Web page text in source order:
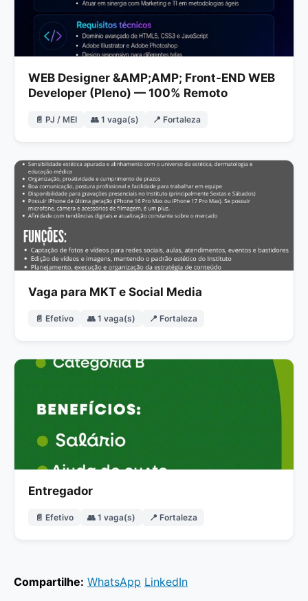
WEB Designer &AMP;AMP; Front-END WEB
Developer (Pleno) — 100% Remoto
📄 PJ / MEI 👥 1 vaga(s) 📍 Fortaleza
Vaga para MKT e Social Media
📄 Efetivo 👥 1 vaga(s) 📍 Fortaleza
Entregador
📄 Efetivo 👥 1 vaga(s) 📍 Fortaleza
Compartilhe: WhatsApp LinkedIn